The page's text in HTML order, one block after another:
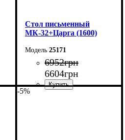
Cтол письменный
МК-32+Царга (1600)
25171
6952грн
6604грн
-5%